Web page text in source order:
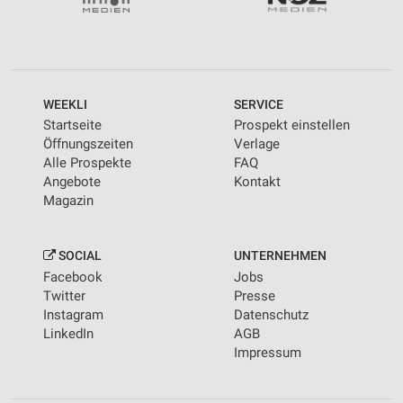
WEEKLI
Startseite
Öffnungszeiten
Alle Prospekte
Angebote
Magazin
SERVICE
Prospekt einstellen
Verlage
FAQ
Kontakt
SOCIAL
Facebook
Twitter
Instagram
LinkedIn
UNTERNEHMEN
Jobs
Presse
Datenschutz
AGB
Impressum
personalisierter Werbung
personalisierter Inhalte
Messung der Werbeleistung
Messung der Performance von Inhalten
Quellen
Entwicklung und Verbesserung der Angebote
Verwendung reduzierter Daten zur Auswahl von
Inhalten